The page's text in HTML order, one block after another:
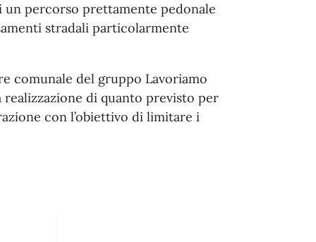
percorso prettamente pedonale
stradali particolarmente
comunale del gruppo Lavoriamo
di quanto previsto per
con l’obiettivo di limitare i